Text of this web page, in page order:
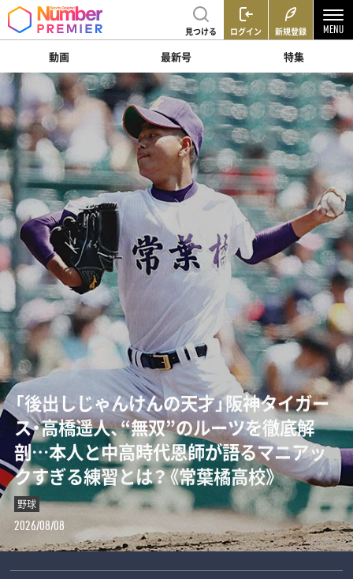
見つける ログイン 新規登録
動画 最新号 特集
「“0－0信仰”を払拭せよ」ミハイロ・ペト
ロヴィッチが注目する3人の日本人指導
者とは？「松橋力蔵さんは新潟で…」【イ
ンタビュー】
サッカー
2026/08/08
「後出しじゃんけんの天才」阪神タイガー
ス・高橋遥人、“無双”のルーツを徹底解
剖…本人と中高時代恩師が語るマニアッ
クすぎる練習とは？《常葉橘高校》
野球
2026/08/08
ダルビッシュの夏を終わらせた三塁手…
22年後に浮かべた“笑顔”と“涙”の理由
とは？《最強右腕「甲子園ラストゲーム」
の真実》
野球
2026/08/07
「女の子が男装して校内へ!?」荒木大輔と
斎藤佑樹が語る甲子園フィーバーと“あ
の夏の匂い”「早実は横浜と同じタイプで
した」《スペシャル対談》
野球
2026/08/06